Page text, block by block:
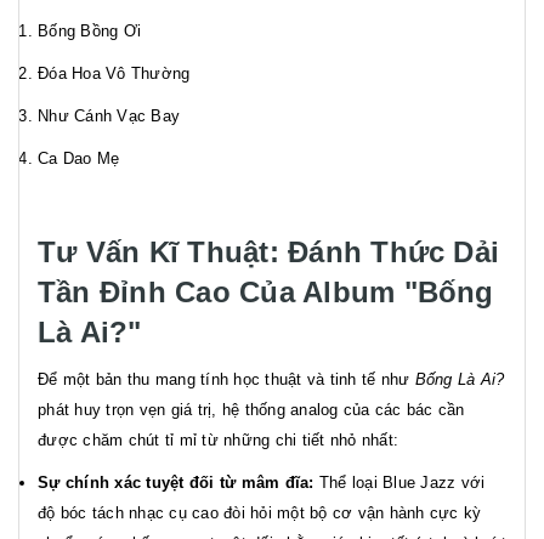
Bống Bồng Ơi
Đóa Hoa Vô Thường
Như Cánh Vạc Bay
Ca Dao Mẹ
Tư Vấn Kĩ Thuật: Đánh Thức Dải
Tần Đỉnh Cao Của Album "Bống
Là Ai?"
Để một bản thu mang tính học thuật và tinh tế như Bống Là Ai?
phát huy trọn vẹn giá trị, hệ thống analog của các bác cần
được chăm chút tỉ mỉ từ những chi tiết nhỏ nhất:
Sự chính xác tuyệt đối từ mâm đĩa: Thể loại Blue Jazz với
độ bóc tách nhạc cụ cao đòi hỏi một bộ cơ vận hành cực kỳ